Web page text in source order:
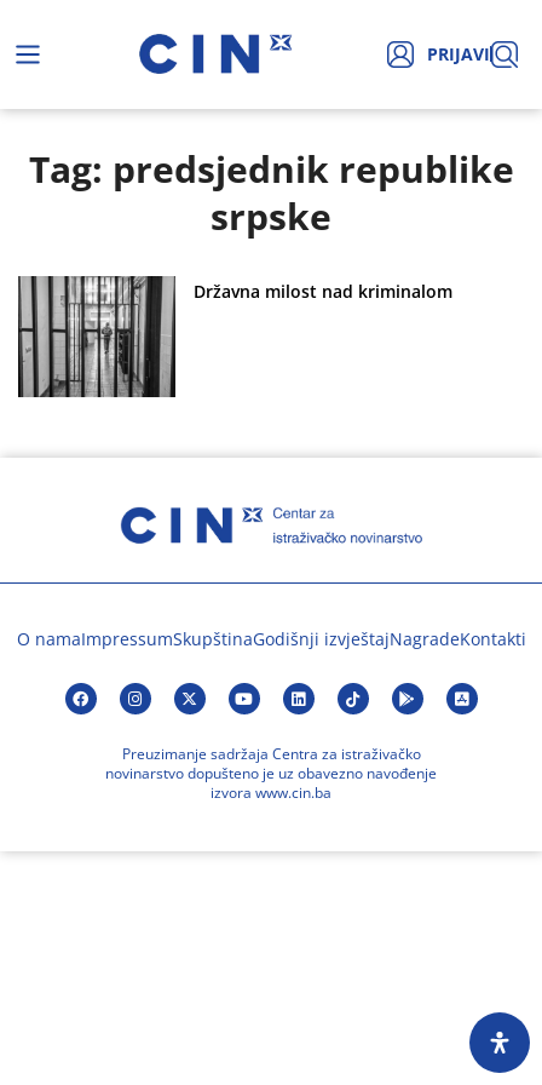
PRIJAVI
Tag: predsjednik republike
srpske
Državna milost nad kriminalom
O namaImpressumSkupštinaGodišnji izvještajNagradeKontakti
Preuzimanje sadržaja Centra za istraživačko
novinarstvo dopušteno je uz obavezno navođenje
izvora www.cin.ba